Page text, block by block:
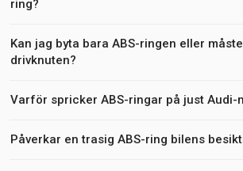
ring?
Kan jag byta bara ABS-ringen eller
drivknuten?
Varför spricker ABS-ringar på just Audi-
Påverkar en trasig ABS-ring bilens